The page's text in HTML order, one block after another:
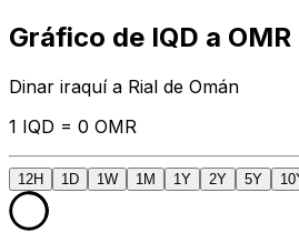
Gráfico de IQD a OMR
Dinar iraquí a Rial de Omán
1 IQD = 0 OMR
12H 1D 1W 1M 1Y 2Y 5Y